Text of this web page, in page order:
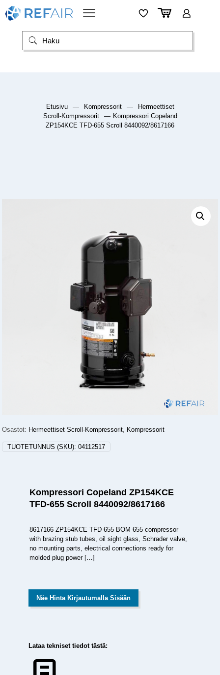
Etusivu — Kompressorit —
Hermeettiset
Scroll-Kompressorit
— Kompressori Copeland
ZP154KCE TFD-655 Scroll 8440092/8617166
Osastot: Hermeettiset Scroll-Kompressorit, Kompressorit
TUOTETUNNUS (SKU):04112517
Kompressori Copeland ZP154KCE
TFD-655 Scroll 8440092/8617166
8617166 ZP154KCE TFD 655 BOM 655 compressor
with brazing stub tubes, oil sight glass, Schrader valve,
no mounting parts, electrical connections ready for
molded plug power[…]
Näe Hinta Kirjautumalla Sisään
Lataa tekniset tiedot tästä: